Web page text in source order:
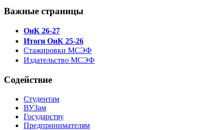
Важные страницы
ОиК 26-27
Итоги ОиК 25-26
Стажировки МСЭФ
Издательство МСЭФ
Содействие
Студентам
ВУЗам
Государству
Предпринимателям